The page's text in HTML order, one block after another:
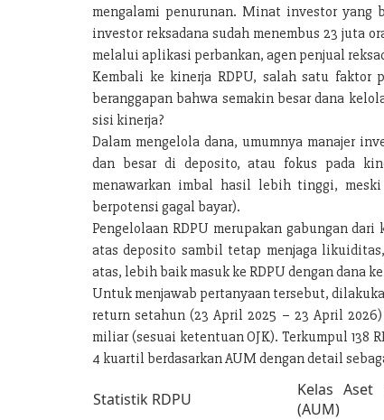
mengalami penurunan. Minat investor
investor reksadana sudah menembus 23 juta
melalui aplikasi perbankan, agen penjual
Kembali ke kinerja RDPU, salah satu faktor
beranggapan bahwa semakin besar dana
sisi kinerja?
Dalam mengelola dana, umumnya manajer
dan besar di deposito, atau fokus pada
menawarkan imbal hasil lebih tinggi,
berpotensi gagal bayar).
Pengelolaan RDPU merupakan gabungan
atas deposito sambil tetap menjaga
atas, lebih baik masuk ke RDPU dengan dana
Untuk menjawab pertanyaan tersebut,
return setahun (23 April 2025 – 23 April
miliar (sesuai ketentuan OJK). Terkumpul 138
4 kuartil berdasarkan AUM dengan detail
Statistik RDPU
Kelas Aset
(AUM)